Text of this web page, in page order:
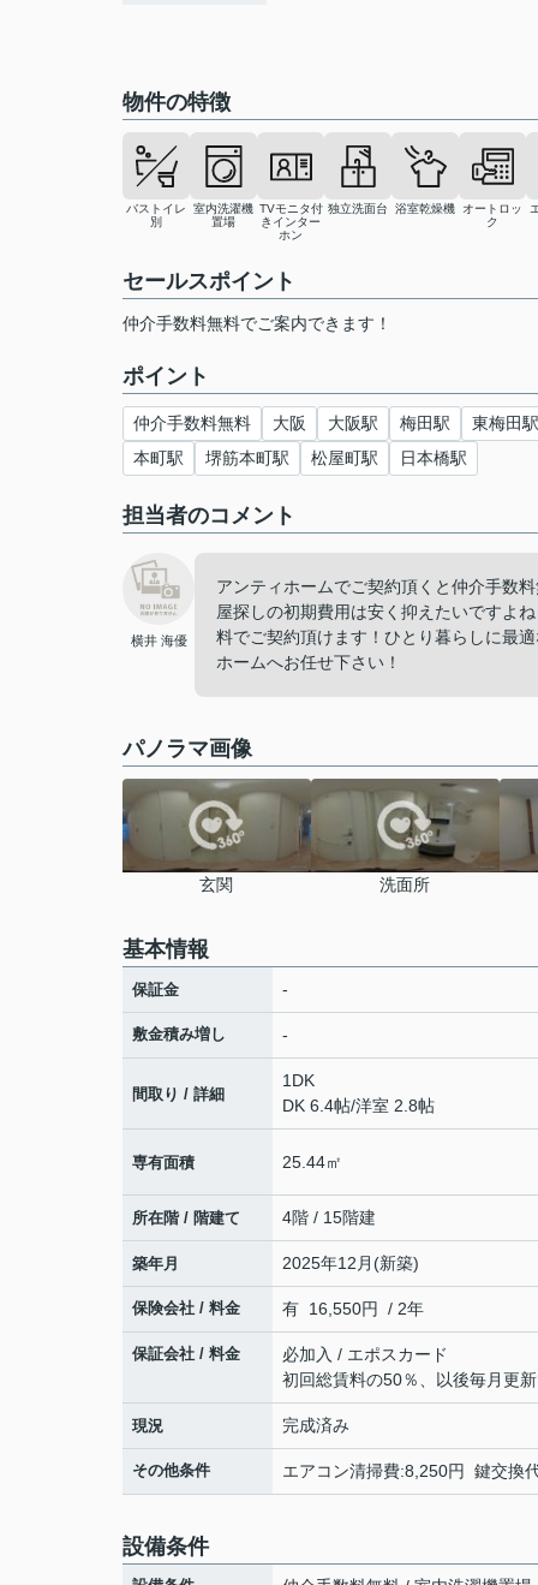
物件の特徴
バストイレ
別
室内洗濯機
置場
TVモニタ付
きインター
ホン
独立洗面台 浴室乾燥機
オートロッ
ク
セールスポイント
仲介手数料無料でご案内できます！
ポイント
仲介手数料無料 大阪 大阪駅 梅田駅
東梅田駅
本町駅
堺筋本町駅 松屋町駅 日本橋駅
担当者のコメント
横井 海優
アンティホームでご契約頂くと仲介手数
屋探しの初期費用は安く抑えたいですよ
料でご契約頂けます！ひとり暮らしに最
ホームへお任せ下さい！
パノラマ画像
玄関 洗面所
基本情報
保証金 -
敷金積み増し -
間取り / 詳細
1DK
DK 6.4帖/洋室 2.8帖
専有面積 25.44㎡
所在階 / 階建て 4階 / 15階建
築年月 2025年12月(新築)
保険会社 / 料金 有 16,550円 / 2年
保証会社 / 料金
必加入 / エポスカード
初回総賃料の50％、以後毎月更
現況 完成済み
その他条件 エアコン清掃費:8,250円 鍵交換
設備条件